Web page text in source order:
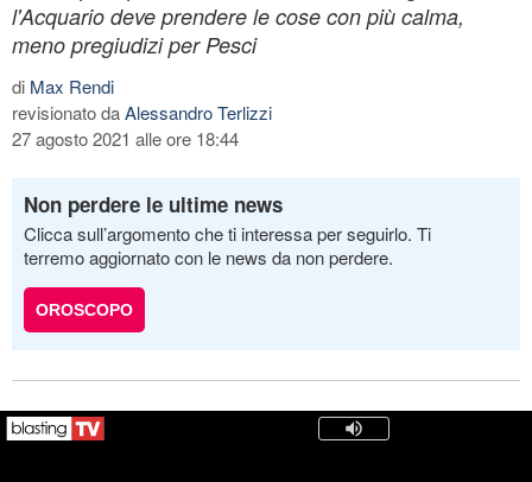
l'Acquario deve prendere le cose con più calma,
meno pregiudizi per Pesci
di Max Rendi
revisionato daAlessandro Terlizzi
27 agosto 2021 alle ore 18:44
Non perdere le ultime news
Clicca sull’argomento che ti interessa per seguirlo. Ti
terremo aggiornato con le news da non perdere.
OROSCOPO